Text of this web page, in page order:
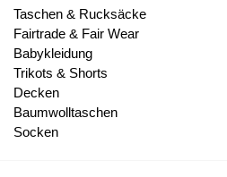
Taschen & Rucksäcke
Fairtrade & Fair Wear
Babykleidung
Trikots & Shorts
Decken
Baumwolltaschen
Socken